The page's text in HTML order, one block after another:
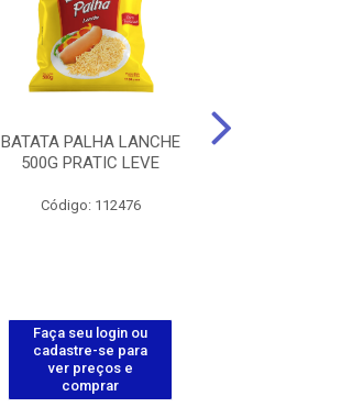
BATATA PALHA LANCHE
500G PRATIC LEVE
Código: 112476
Faça seu login ou
cadastre-se para
ver preços e
comprar